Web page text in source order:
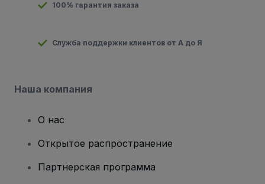
100% гарантия заказа
Служба поддержки клиентов от А до Я
Наша компания
О нас
Открытое распространение
Партнерская программа